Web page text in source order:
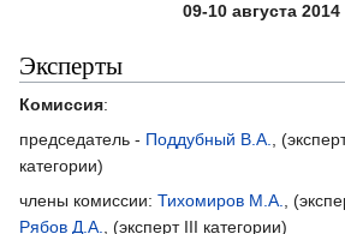
09-10 августа 2014
Эксперты
Комиссия:
председатель - Поддубный В.А.,
категории)
члены комиссии: Тихомиров М.А.,
Рябов Д.А., (эксперт III категории)